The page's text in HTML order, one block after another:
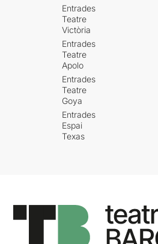
Entrades
Teatre
Victòria
Entrades
Teatre
Apolo
Entrades
Teatre
Goya
Entrades
Espai
Texas